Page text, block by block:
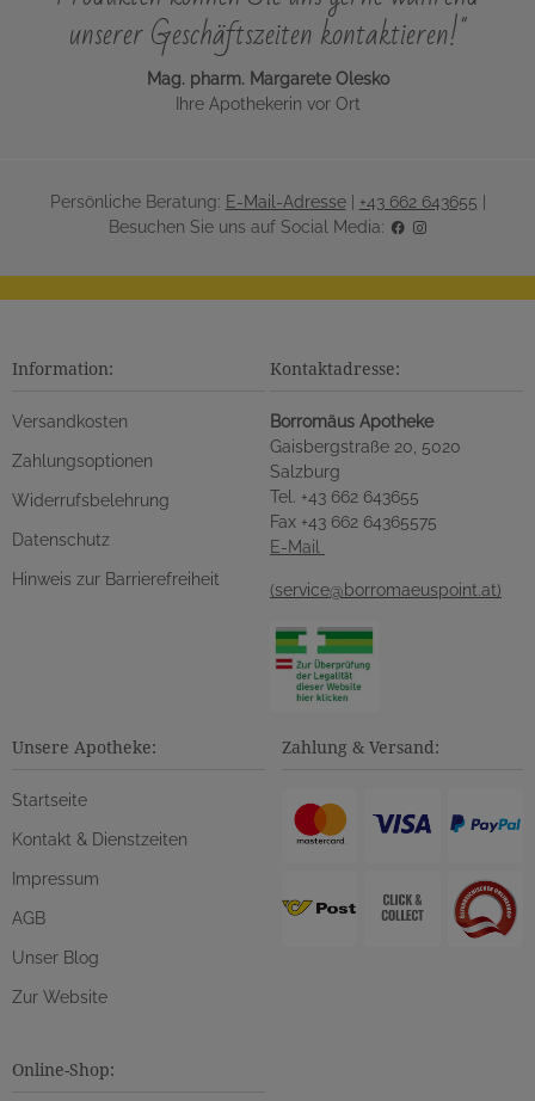
unserer Geschäftszeiten kontaktieren!"
Mag. pharm. Margarete Olesko
Ihre Apothekerin vor Ort
Persönliche Beratung: E-Mail-Adresse| +43 662 643655
Besuchen Sie uns auf Social Media:
Information:
Versandkosten
Zahlungsoptionen
Widerrufsbelehrung
Datenschutz
Hinweis zur Barrierefreiheit
Kontaktadresse:
Borromäus Apotheke
Gaisbergstraße 20, 5020
Salzburg
Tel. +43 662 643655
Fax +43 662 64365575
E-Mail
(service@borromaeuspoint.at)
Unsere Apotheke:
Startseite
Kontakt & Dienstzeiten
Impressum
AGB
Unser Blog
Zur Website
Zahlung & Versand:
Online-Shop: